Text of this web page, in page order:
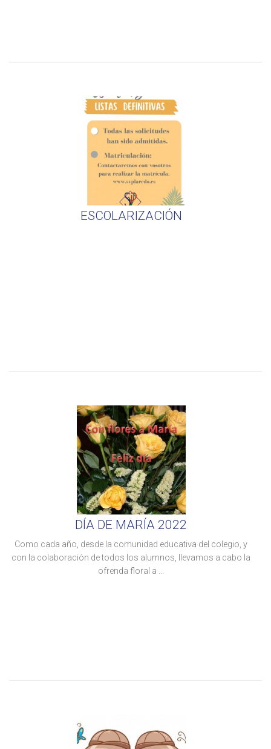
ESCOLARIZACIÓN
DÍA DE MARÍA 2022
Como cada año, desde la comunidad educativa del colegio, y
con la colaboración de todos los alumnos, llevamos a cabo la
ofrenda floral a ...